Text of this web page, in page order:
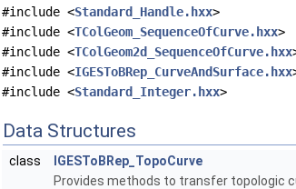
#include <Standard_Handle.hxx>
#include <TColGeom_SequenceOfCurve.hxx>
#include <TColGeom2d_SequenceOfCurve.hxx
#include <IGESToBRep_CurveAndSurface.hxx
#include <Standard_Integer.hxx>
Data Structures
class
IGESToBRep_TopoCurve
Provides methods to transfer topologic